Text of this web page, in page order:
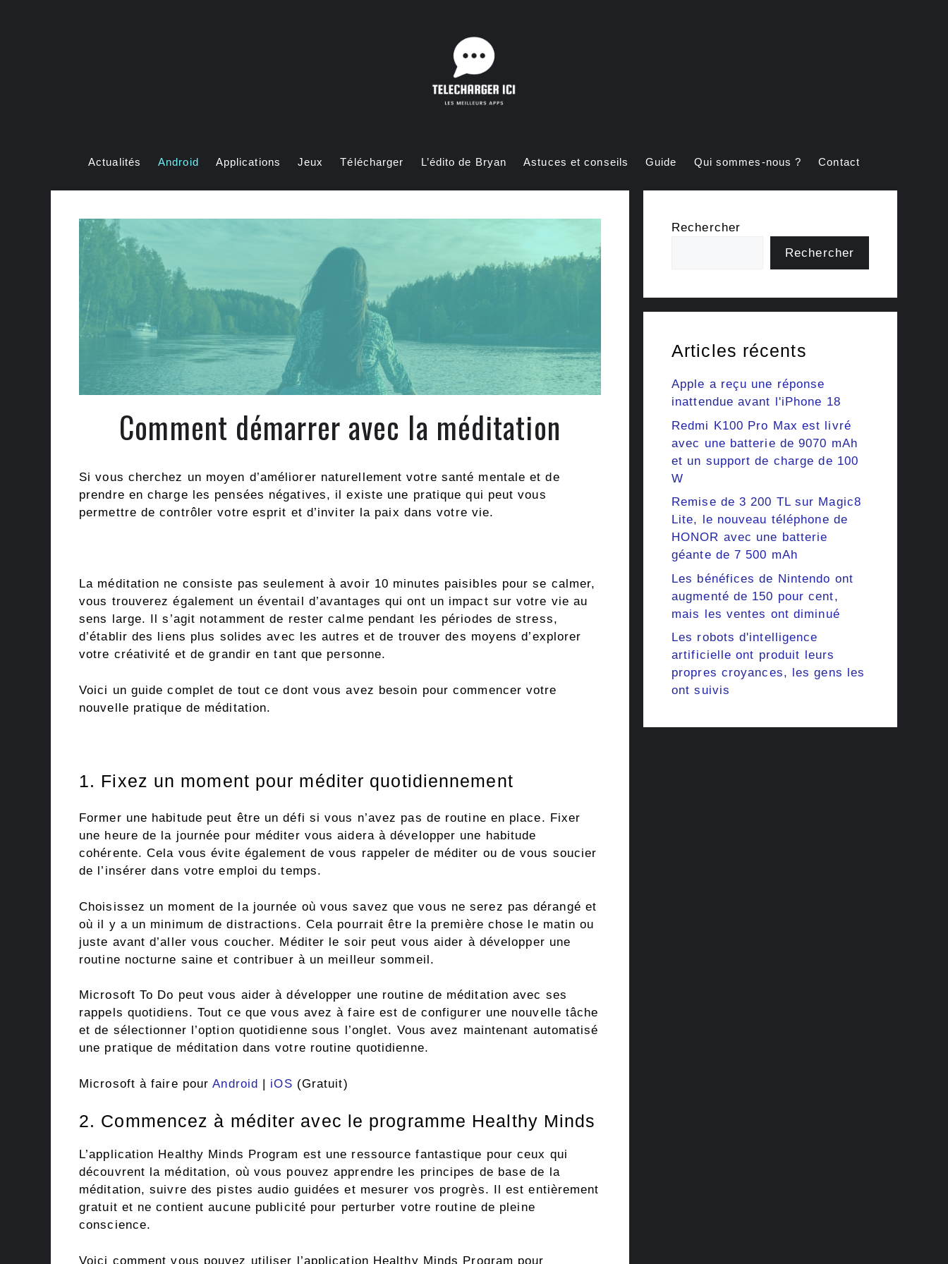
Actualités Android Applications Jeux Télécharger L’édito de Bryan Astuces et conseils Guide Qui sommes-nous ? Contact
Comment démarrer avec la méditation
Si vous cherchez un moyen d’améliorer naturellement votre santé mentale et de
prendre en charge les pensées négatives, il existe une pratique qui peut vous
permettre de contrôler votre esprit et d’inviter la paix dans votre vie.
La méditation ne consiste pas seulement à avoir 10 minutes paisibles pour se calmer,
vous trouverez également un éventail d’avantages qui ont un impact sur votre vie au
sens large. Il s’agit notamment de rester calme pendant les périodes de stress,
d’établir des liens plus solides avec les autres et de trouver des moyens d’explorer
votre créativité et de grandir en tant que personne.
Voici un guide complet de tout ce dont vous avez besoin pour commencer votre
nouvelle pratique de méditation.
1. Fixez un moment pour méditer quotidiennement
Former une habitude peut être un défi si vous n’avez pas de routine en place. Fixer
une heure de la journée pour méditer vous aidera à développer une habitude
cohérente. Cela vous évite également de vous rappeler de méditer ou de vous soucier
de l’insérer dans votre emploi du temps.
Choisissez un moment de la journée où vous savez que vous ne serez pas dérangé et
où il y a un minimum de distractions. Cela pourrait être la première chose le matin ou
juste avant d’aller vous coucher. Méditer le soir peut vous aider à développer une
routine nocturne saine et contribuer à un meilleur sommeil.
Microsoft To Do peut vous aider à développer une routine de méditation avec ses
rappels quotidiens. Tout ce que vous avez à faire est de configurer une nouvelle tâche
et de sélectionner l’option quotidienne sous l’onglet. Vous avez maintenant automatisé
une pratique de méditation dans votre routine quotidienne.
Microsoft à faire pourAndroid | iOS (Gratuit)
2. Commencez à méditer avec le programme Healthy Minds
L’application Healthy Minds Program est une ressource fantastique pour ceux qui
découvrent la méditation, où vous pouvez apprendre les principes de base de la
méditation, suivre des pistes audio guidées et mesurer vos progrès. Il est entièrement
gratuit et ne contient aucune publicité pour perturber votre routine de pleine
conscience.
Voici comment vous pouvez utiliser l’application Healthy Minds Program pour
Rechercher
Rechercher
Articles récents
Apple a reçu une réponse
inattendue avant l'iPhone 18
Redmi K100 Pro Max est livré
avec une batterie de 9070 mAh
et un support de charge de 100
W
Remise de 3 200 TL sur Magic8
Lite, le nouveau téléphone de
HONOR avec une batterie
géante de 7 500 mAh
Les bénéfices de Nintendo ont
augmenté de 150 pour cent,
mais les ventes ont diminué
Les robots d'intelligence
artificielle ont produit leurs
propres croyances, les gens les
ont suivis